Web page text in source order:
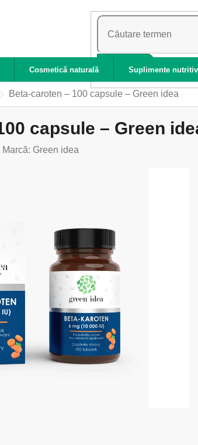
CĂUTARE
Cosmetică naturală Suplimente
Beta-caroten – 100 capsule – Green idea
capsule – Green
Marcă: Green idea